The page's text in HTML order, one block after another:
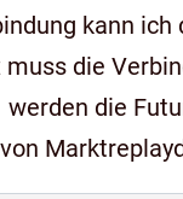
kann
muss die
werden die